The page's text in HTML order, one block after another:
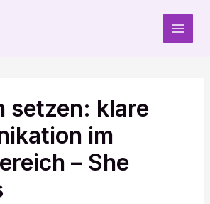
setzen: klare
im
– She